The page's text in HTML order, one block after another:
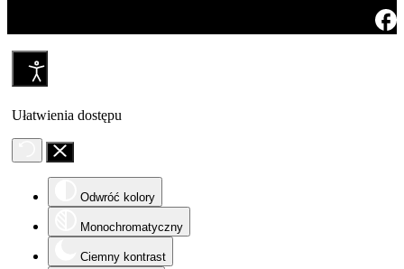
Ułatwienia dostępu
Odwróć kolory
Monochromatyczny
Ciemny kontrast